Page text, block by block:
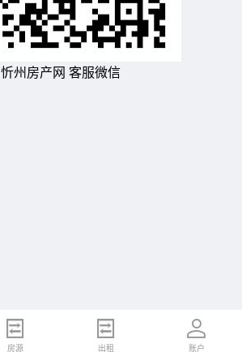
忻州房产网 客服微信
房源 出租 账户